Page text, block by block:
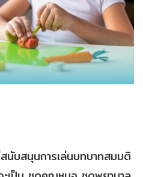
นับสนุนการเล่นบทบาทสมมติ